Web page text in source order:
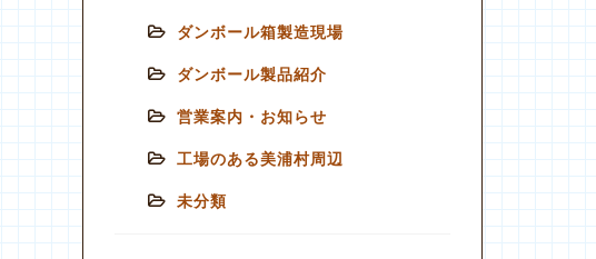
ダンボール箱製造現場
ダンボール製品紹介
営業案内・お知らせ
工場のある美浦村周辺
未分類